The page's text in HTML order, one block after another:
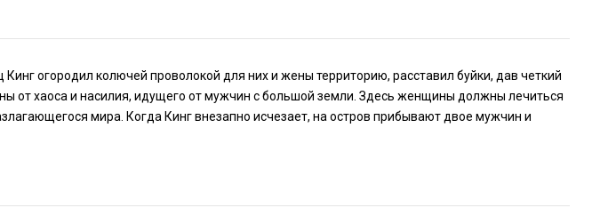
огородил колючей проволокой для них и жены территорию, расставил буйки, дав четкий
от хаоса и насилия, идущего от мужчин с большой земли. Здесь женщины должны лечиться
мира. Когда Кинг внезапно исчезает, на остров прибывают двое мужчин и